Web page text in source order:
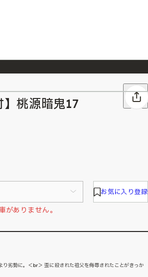
『ONE PIECE magazine 021 ONE PIECEカード付き同梱版』発売延期のご案内
】桃源暗鬼17
お気に入り登録
がありません。
劣勢に。＜br＞ 歪に殺された祖父を侮辱されたことがきっか